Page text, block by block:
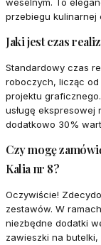
weselnym. To
przebiegu kulinarnej
Jaki jest czas
Standardowy czas
roboczych, licząc
projektu
usługę
dodatkowo 30%
Czy mogę
Kalia nr 8?
Oczywiście!
zestawów. W
niezbędne dodatki
zawieszki na butelki,